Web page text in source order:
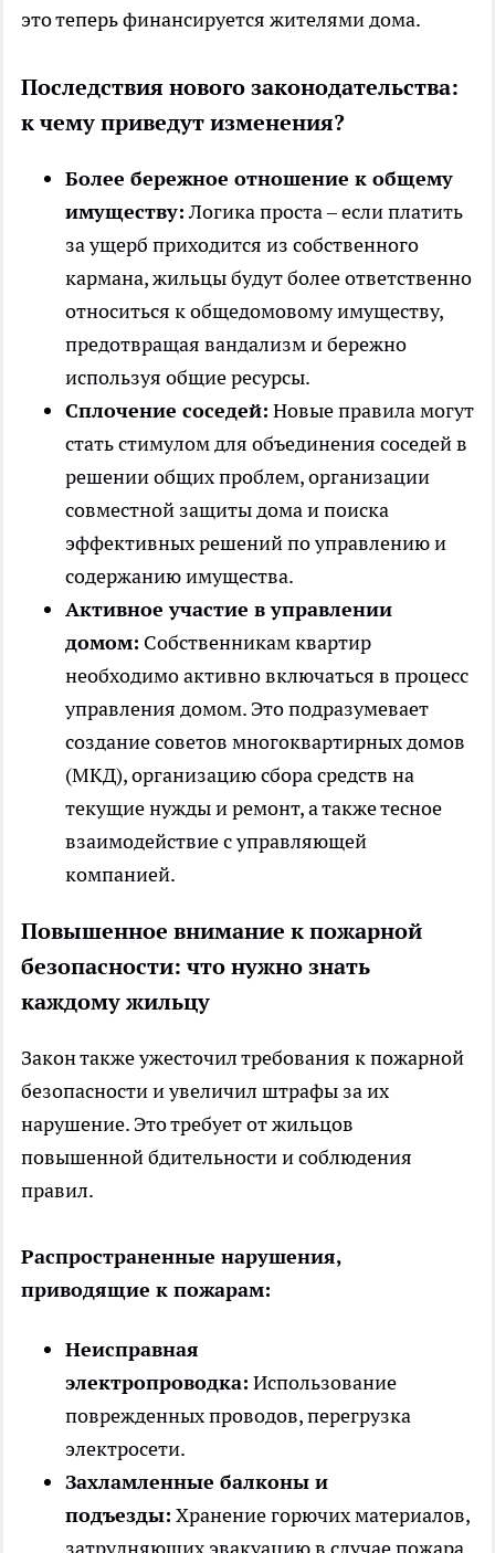
это теперь финансируется жителями дома.
Последствия нового законодательства:
к чему приведут изменения?
Более бережное отношение к общему
имуществу:Логика проста – если платить
за ущерб приходится из собственного
кармана, жильцы будут более ответственно
относиться к общедомовому имуществу,
предотвращая вандализм и бережно
используя общие ресурсы.
Сплочение соседей: Новые правила могут
стать стимулом для объединения соседей в
решении общих проблем, организации
совместной защиты дома и поиска
эффективных решений по управлению и
содержанию имущества.
Активное участие в управлении
домом: Собственникам квартир
необходимо активно включаться в процесс
управления домом. Это подразумевает
создание советов многоквартирных домов
(МКД), организацию сбора средств на
текущие нужды и ремонт, а также тесное
взаимодействие с управляющей
компанией.
Повышенное внимание к пожарной
безопасности: что нужно знать
каждому жильцу
Закон также ужесточил требования к пожарной
безопасности и увеличил штрафы за их
нарушение. Это требует от жильцов
повышенной бдительности и соблюдения
правил.
Распространенные нарушения,
приводящие к пожарам:
Неисправная
электропроводка: Использование
поврежденных проводов, перегрузка
электросети.
Захламленные балконы и
подъезды: Хранение горючих материалов,
затрудняющих эвакуацию в случае пожара.